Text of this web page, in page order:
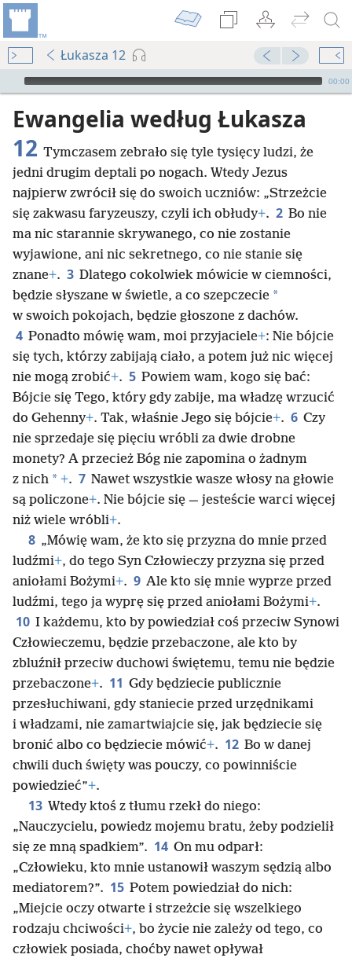
Łukasza 12
Audio Player
00:00
Ewangelia według Łukasza
12 Tymczasem zebrało się tyle tysięcy ludzi, że
jedni drugim deptali po nogach. Wtedy Jezus
najpierw zwrócił się do swoich uczniów: „Strzeżcie
się zakwasu faryzeuszy, czyli ich obłudy+. 2 Bo nie
ma nic starannie skrywanego, co nie zostanie
wyjawione, ani nic sekretnego, co nie stanie się
znane+. 3 Dlatego cokolwiek mówicie w ciemności,
będzie słyszane w świetle, a co szepczecie *
w swoich pokojach, będzie głoszone z dachów.
4 Ponadto mówię wam, moi przyjaciele+: Nie bójcie
się tych, którzy zabijają ciało, a potem już nic więcej
nie mogą zrobić+. 5 Powiem wam, kogo się bać:
Bójcie się Tego, który gdy zabije, ma władzę wrzucić
do Gehenny+. Tak, właśnie Jego się bójcie+. 6 Czy
nie sprzedaje się pięciu wróbli za dwie drobne
monety? A przecież Bóg nie zapomina o żadnym
z nich * +. 7 Nawet wszystkie wasze włosy na głowie
są policzone+. Nie bójcie się — jesteście warci więcej
niż wiele wróbli+.
8 „Mówię wam, że kto się przyzna do mnie przed
ludźmi+, do tego Syn Człowieczy przyzna się przed
aniołami Bożymi+. 9 Ale kto się mnie wyprze przed
ludźmi, tego ja wyprę się przed aniołami Bożymi+.
10 I każdemu, kto by powiedział coś przeciw Synowi
Człowieczemu, będzie przebaczone, ale kto by
zbluźnił przeciw duchowi świętemu, temu nie będzie
przebaczone+. 11 Gdy będziecie publicznie
przesłuchiwani, gdy staniecie przed urzędnikami
i władzami, nie zamartwiajcie się, jak będziecie się
bronić albo co będziecie mówić+. 12 Bo w danej
chwili duch święty was pouczy, co powinniście
powiedzieć”+.
13 Wtedy ktoś z tłumu rzekł do niego:
„Nauczycielu, powiedz mojemu bratu, żeby podzielił
się ze mną spadkiem”. 14 On mu odparł:
„Człowieku, kto mnie ustanowił waszym sędzią albo
mediatorem?”. 15 Potem powiedział do nich:
„Miejcie oczy otwarte i strzeżcie się wszelkiego
rodzaju chciwości+, bo życie nie zależy od tego, co
człowiek posiada, choćby nawet opływał